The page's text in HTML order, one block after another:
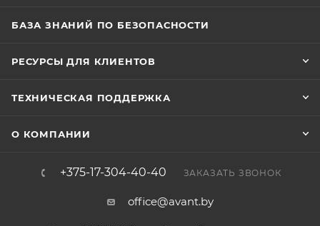
БАЗА ЗНАНИЙ ПО БЕЗОПАСНОСТИ
РЕСУРСЫ ДЛЯ КЛИЕНТОВ
ТЕХНИЧЕСКАЯ ПОДДЕРЖКА
О КОМПАНИИ
+375-17-304-40-40 ЗАКАЗАТЬ ЗВОНОК
office@avant.by